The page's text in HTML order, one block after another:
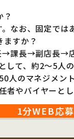
なお、固定では
すか？
課長→副店長→店
て、約2～5人
人のマネジメント
やバイヤーと
1分WEB応募